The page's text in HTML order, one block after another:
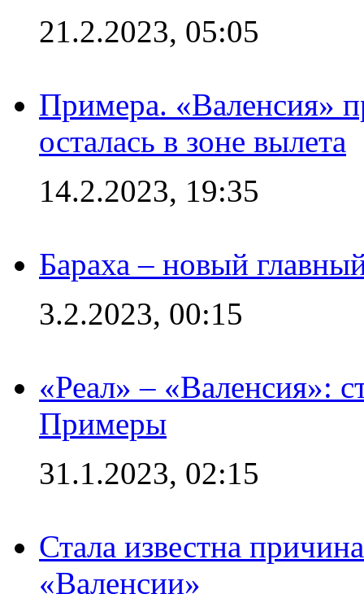
21.2.2023, 05:05
Примера. «Валенсия»
осталась в зоне вылета
14.2.2023, 19:35
Бараха – новый
3.2.2023, 00:15
«Реал» – «Валенсия»:
Примеры
31.1.2023, 02:15
Стала известна
«Валенсии»